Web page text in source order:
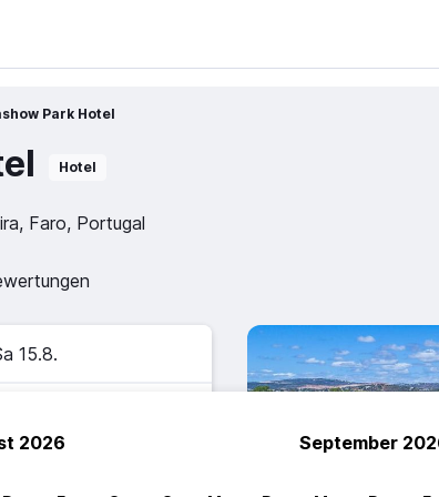
Park Hotel
Hotel
Faro, Portugal
15.8.
2026 September